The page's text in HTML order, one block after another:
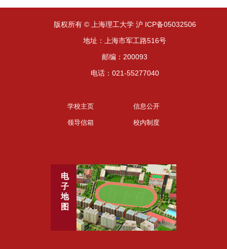
版权所有 © 上海理工大学 沪 ICP备05032506
地址：上海市军工路516号
邮编：200093
电话：021-55277040
学校主页 信息公开
领导信箱 校内制度
电
子
地
图